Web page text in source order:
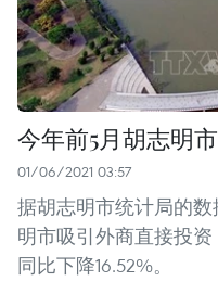
今年前5月胡志明
01/06/2021 03:57
据胡志明市统计局的数
明市吸引外商直接投资
同比下降16.52%。